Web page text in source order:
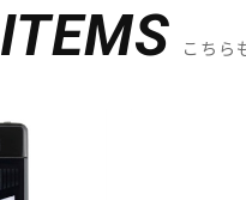
ITEMS こちら